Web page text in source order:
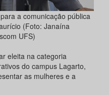
a comunicação pública
(Foto: Janaína
UFS)
eleita na categoria
do campus Lagarto,
as mulheres e a